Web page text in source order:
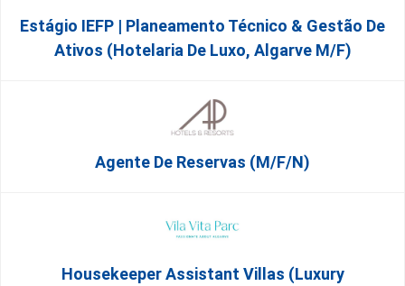
Estágio IEFP | Planeamento Técnico & Gestão De
Ativos (Hotelaria De Luxo, Algarve M/F)
Agente De Reservas (M/F/N)
Housekeeper Assistant Villas (Luxury